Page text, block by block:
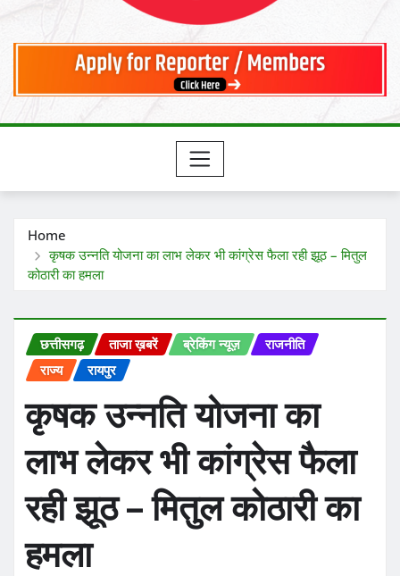
Home
कृषक उन्नति योजना का लाभ लेकर भी कांग्रेस फैला रही झूठ – मितुल
कोठारी का हमला
छत्तीसगढ़ ताजा ख़बरें ब्रेकिंग न्यूज़
राजनीति
राज्य
रायपुर
कृषक उन्नति योजना का
लाभ लेकर भी कांग्रेस फैला
रही झूठ – मितुल कोठारी का
हमला